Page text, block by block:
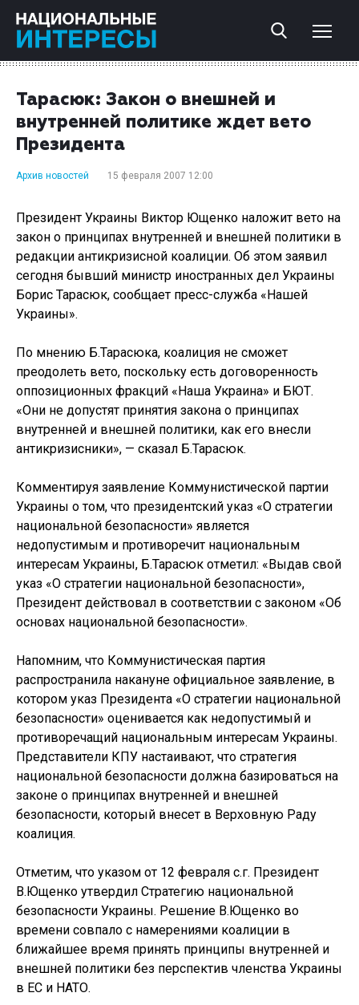
Тарасюк: Закон о внешней и
внутренней политике ждет вето
Президента
Архив новостей 15 февраля 2007 12:00
Президент Украины Виктор Ющенко наложит вето на
закон о принципах внутренней и внешней политики в
редакции антикризисной коалиции. Об этом заявил
сегодня бывший министр иностранных дел Украины
Борис Тарасюк, сообщает пресс-служба «Нашей
Украины».
По мнению Б.Тарасюка, коалиция не сможет
преодолеть вето, поскольку есть договоренность
оппозиционных фракций «Наша Украина» и БЮТ.
«Они не допустят принятия закона о принципах
внутренней и внешней политики, как его внесли
антикризисники», — сказал Б.Тарасюк.
Комментируя заявление Коммунистической партии
Украины о том, что президентский указ «О стратегии
национальной безопасности» является
недопустимым и противоречит национальным
интересам Украины, Б.Тарасюк отметил: «Выдав свой
указ «О стратегии национальной безопасности»,
Президент действовал в соответствии с законом «Об
основах национальной безопасности».
Напомним, что Коммунистическая партия
распространила накануне официальное заявление, в
котором указ Президента «О стратегии национальной
безопасности» оценивается как недопустимый и
противоречащий национальным интересам Украины.
Представители КПУ настаивают, что стратегия
национальной безопасности должна базироваться на
законе о принципах внутренней и внешней
безопасности, который внесет в Верховную Раду
коалиция.
Отметим, что указом от 12 февраля с.г. Президент
В.Ющенко утвердил Стратегию национальной
безопасности Украины. Решение В.Ющенко во
времени совпало с намерениями коалиции в
ближайшее время принять принципы внутренней и
внешней политики без перспектив членства Украины
в ЕС и НАТО.